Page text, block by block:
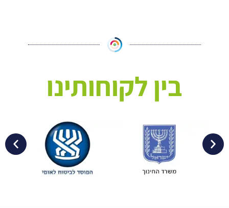
בין לקוחותינו